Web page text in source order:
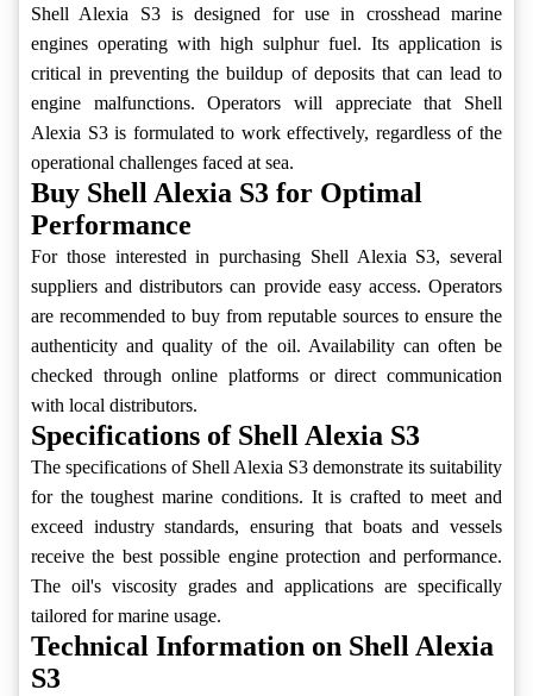
Shell Alexia S3 is designed for use in crosshead marine
engines operating with high sulphur fuel. Its application is
critical in preventing the buildup of deposits that can lead to
engine malfunctions. Operators will appreciate that Shell
Alexia S3 is formulated to work effectively, regardless of the
operational challenges faced at sea.
Buy Shell Alexia S3 for Optimal
Performance
For those interested in purchasing Shell Alexia S3, several
suppliers and distributors can provide easy access. Operators
are recommended to buy from reputable sources to ensure the
authenticity and quality of the oil. Availability can often be
checked through online platforms or direct communication
with local distributors.
Specifications of Shell Alexia S3
The specifications of Shell Alexia S3 demonstrate its suitability
for the toughest marine conditions. It is crafted to meet and
exceed industry standards, ensuring that boats and vessels
receive the best possible engine protection and performance.
The oil's viscosity grades and applications are specifically
tailored for marine usage.
Technical Information on Shell Alexia
S3